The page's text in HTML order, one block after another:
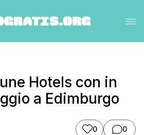
Hotels con in
a Edimburgo
0 0